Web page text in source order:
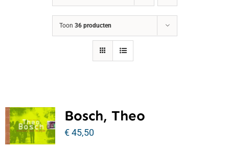
Toon 36 producten
Bosch, Theo
€45,50